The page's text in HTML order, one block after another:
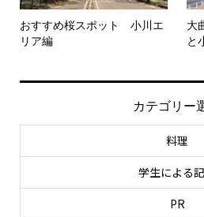
おすすめ桜スポット 小川エ
リア編
大
と
カテゴリー
料理
学生による
PR